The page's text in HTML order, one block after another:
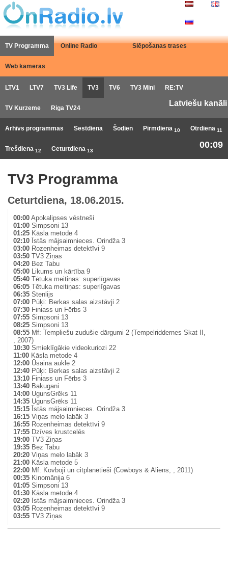
TV Programma Online Radio Slēpošanas trases
Web kameras
LTV1 LTV7 TV3 Life TV3 TV6 TV3 Mini RE:TV
TV Kurzeme Riga TV24
Latviešu kanāli
Arhīvs programmas Sestdiena Šodien Pirmdiena 10 Otrdiena 11
Trešdiena 12 Ceturtdiena 13
00:09
TV3 Programma
Ceturtdiena, 18.06.2015.
00:00 Apokalipses vēstneši
01:00 Simpsoni 13
01:25 Kāsla metode 4
02:10 Īstās mājsaimnieces. Orindža 3
03:00 Rozenheimas detektīvi 9
03:50 TV3 Ziņas
04:20 Bez Tabu
05:00 Likums un kārtība 9
05:40 Tētuka meitiņas: superlīgavas
06:05 Tētuka meitiņas: superlīgavas
06:35 Stenlijs
07:00 Pūķi: Berkas salas aizstāvji 2
07:30 Finiass un Fērbs 3
07:55 Simpsoni 13
08:25 Simpsoni 13
08:55 Mf: Templiešu zudušie dārgumi 2 (Tempelriddernes Skat II,
, 2007)
10:30 Smieklīgākie videokuriozi 22
11:00 Kāsla metode 4
12:00 Ūsainā aukle 2
12:40 Pūķi: Berkas salas aizstāvji 2
13:10 Finiass un Fērbs 3
13:40 Bakugani
14:00 UgunsGrēks 11
14:35 UgunsGrēks 11
15:15 Īstās mājsaimnieces. Orindža 3
16:15 Viņas melo labāk 3
16:55 Rozenheimas detektīvi 9
17:55 Dzīves krustcelēs
19:00 TV3 Ziņas
19:35 Bez Tabu
20:20 Viņas melo labāk 3
21:00 Kāsla metode 5
22:00 Mf: Kovboji un citplanētieši (Cowboys & Aliens, , 2011)
00:35 Kinomānija 6
01:05 Simpsoni 13
01:30 Kāsla metode 4
02:20 Īstās mājsaimnieces. Orindža 3
03:05 Rozenheimas detektīvi 9
03:55 TV3 Ziņas